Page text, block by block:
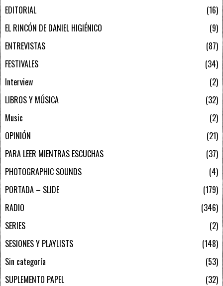
EDITORIAL
16
EL RINCÓN DE DANIEL HIGIÉNICO
9
ENTREVISTAS
87
FESTIVALES
34
Interview
2
LIBROS Y MÚSICA
32
Music
2
OPINIÓN
21
PARA LEER MIENTRAS ESCUCHAS
37
PHOTOGRAPHIC SOUNDS
4
PORTADA – SLIDE
179
RADIO
346
SERIES
2
SESIONES Y PLAYLISTS
148
Sin categoría
53
SUPLEMENTO PAPEL
32